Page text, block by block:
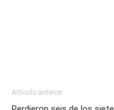
Artículo anterior